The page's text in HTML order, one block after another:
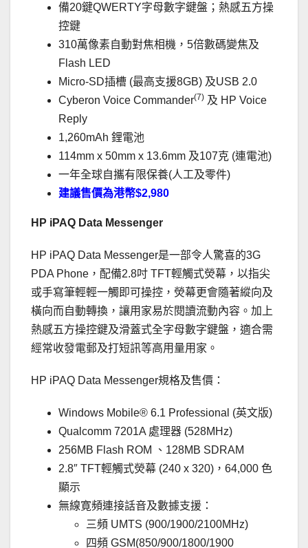
備20鍵QWERTY字母數字鍵盤；熱感五方操
控鍵
310萬像素自動對焦相機，5倍數碼變焦及
Flash LED
Micro-SD插槽 (最高支援8GB) 及USB 2.0
Cyberon Voice Commander(7) 及 HP Voice
Reply
1,260mAh 鋰電池
114mm x 50mm x 13.6mm 及107克 (連電池)
一年全球自攜有限保養(人工及零件)
建議售價為港幣$2,980
HP iPAQ Data Messenger
HP iPAQ Data Messenger是一部令人驚喜的3G
PDA Phone，配備2.8吋 TFT輕觸式熒幕，以指尖
或手寫筆輕輕一觸即可操控，熒幕更會隨著縱向及
橫向而自動轉換，讓用家易於閱讀流動內容。加上
熱感五方操控鍵及滑蓋式全字母數字鍵盤，適合需
經常收發電郵及打短訊等高用量用家。
HP iPAQ Data Messenger規格及售價：
Windows Mobile® 6.1 Professional (英文版)
Qualcomm 7201A 處理器 (528MHz)
256MB Flash ROM 、128MB SDRAM
2.8″ TFT輕觸式熒幕 (240 x 320)，64,000 色
顯示
無線寛頻連接話音及數據支援：
三頻 UMTS (900/1900/2100MHz)
四頻 GSM(850/900/1800/1900